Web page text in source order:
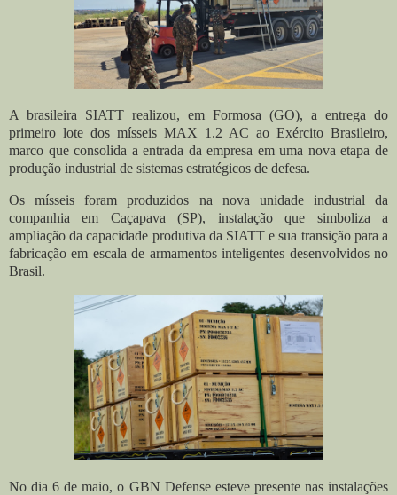
A brasileira SIATT realizou, em Formosa (GO), a entrega do
primeiro lote dos mísseis MAX 1.2 AC ao Exército Brasileiro,
marco que consolida a entrada da empresa em uma nova etapa de
produção industrial de sistemas estratégicos de defesa.
Os mísseis foram produzidos na nova unidade industrial da
companhia em Caçapava (SP), instalação que simboliza a
ampliação da capacidade produtiva da SIATT e sua transição para a
fabricação em escala de armamentos inteligentes desenvolvidos no
Brasil.
No dia 6 de maio, o GBN Defense esteve presente nas instalações